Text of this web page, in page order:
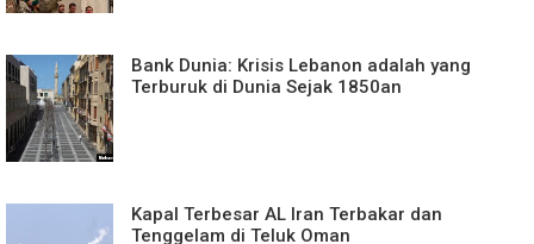
Bank Dunia: Krisis Lebanon adalah yang
Terburuk di Dunia Sejak 1850an
Kapal Terbesar AL Iran Terbakar dan
Tenggelam di Teluk Oman